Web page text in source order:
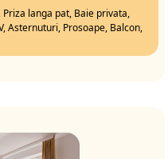
Priza langa pat, Baie privata,
Asternuturi, Prosoape, Balcon,